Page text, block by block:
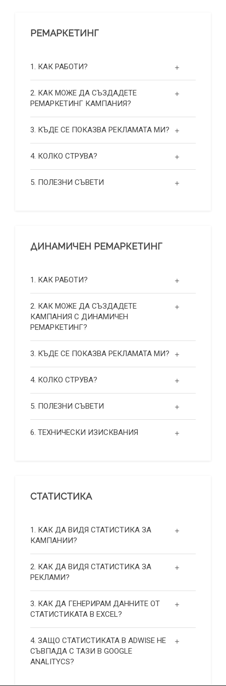
РЕМАРКЕТИНГ
1. КАК РАБОТИ?
2. КАК МОЖЕ ДА СЪЗДАДЕТЕ
РЕМАРКЕТИНГ КАМПАНИЯ?
3. КЪДЕ СЕ ПОКАЗВА РЕКЛАМАТА МИ?
4. КОЛКО СТРУВА?
5. ПОЛЕЗНИ СЪВЕТИ
ДИНАМИЧЕН РЕМАРКЕТИНГ
1. КАК РАБОТИ?
2. КАК МОЖЕ ДА СЪЗДАДЕТЕ
КАМПАНИЯ С ДИНАМИЧЕН
РЕМАРКЕТИНГ?
3. КЪДЕ СЕ ПОКАЗВА РЕКЛАМАТА МИ?
4. КОЛКО СТРУВА?
5. ПОЛЕЗНИ СЪВЕТИ
6. ТЕХНИЧЕСКИ ИЗИСКВАНИЯ
СТАТИСТИКА
1. КАК ДА ВИДЯ СТАТИСТИКА ЗА
КАМПАНИИ?
2. КАК ДА ВИДЯ СТАТИСТИКА ЗА
РЕКЛАМИ?
3. КАК ДА ГЕНЕРИРАМ ДАННИТЕ ОТ
СТАТИСТИКАТА В EXCEL?
4. ЗАЩО СТАТИСТИКАТА В ADWISE НЕ
СЪВПАДА С ТАЗИ В GOOGLE
ANALITYCS?